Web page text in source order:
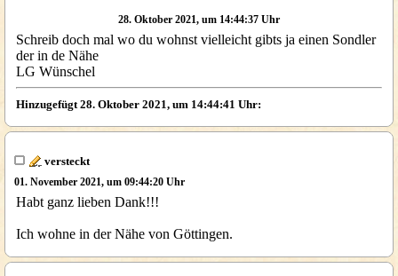
28. Oktober 2021, um 14:44:37 Uhr
Schreib doch mal wo du wohnst vielleicht gibts ja einen Sondler
der in de Nähe
LG Wünschel
Hinzugefügt 28. Oktober 2021, um 14:44:41 Uhr:
versteckt
01. November 2021, um 09:44:20 Uhr
Habt ganz lieben Dank!!!
Ich wohne in der Nähe von Göttingen.